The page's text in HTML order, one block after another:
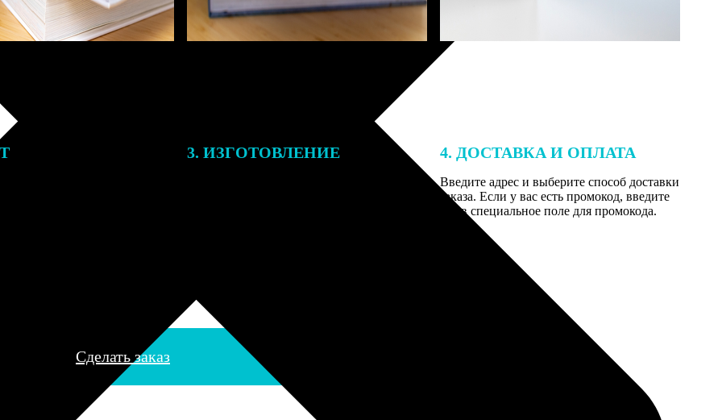
заказа к печати
могут связаться с Вами
3. ИЗГОТОВЛЕНИЕ 4. ДОСТАВКА И ОПЛАТА
Введите адрес и выберите способ доставки
заказа. Если у вас есть промокод, введите
его в специальное поле для промокода.
Сделать заказ